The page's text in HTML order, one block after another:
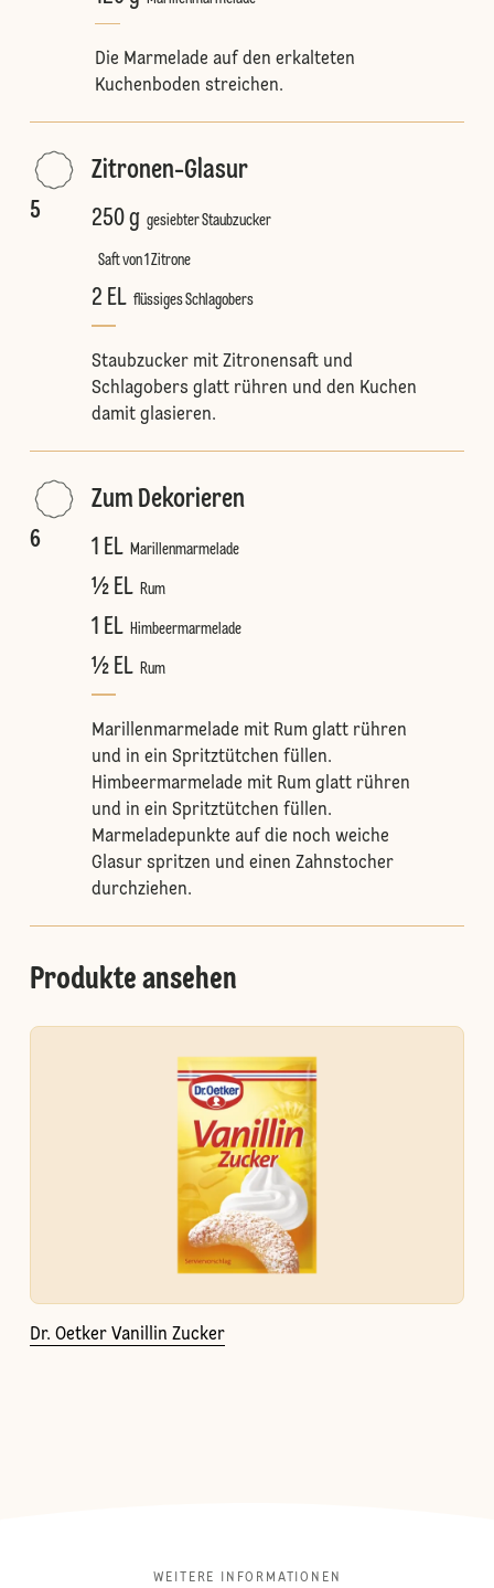
Die Marmelade auf den erkalteten
Kuchenboden streichen.
5
Zitronen-Glasur
250 g gesiebter Staubzucker
Saft von 1 Zitrone
2 EL flüssiges Schlagobers
Staubzucker mit Zitronensaft und
Schlagobers glatt rühren und den Kuchen
damit glasieren.
6
Zum Dekorieren
1 EL Marillenmarmelade
½ EL Rum
1 EL Himbeermarmelade
½ EL Rum
Marillenmarmelade mit Rum glatt rühren
und in ein Spritztütchen füllen.
Himbeermarmelade mit Rum glatt rühren
und in ein Spritztütchen füllen.
Marmeladepunkte auf die noch weiche
Glasur spritzen und einen Zahnstocher
durchziehen.
Produkte ansehen
Dr. Oetker Vanillin Zucker
WEITERE INFORMATIONEN